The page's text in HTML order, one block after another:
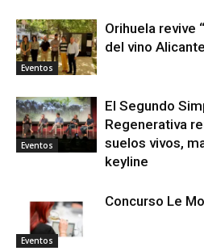
Eventos
Orihuela revive
del vino
Eventos
El Segundo
Regenerativa
suelos vivos,
keyline
Eventos
Concurso Le